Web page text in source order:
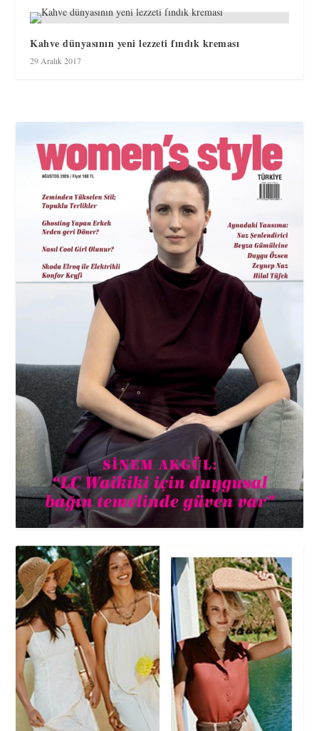
Kahve dünyasının yeni lezzeti fındık kreması
29 Aralık 2017